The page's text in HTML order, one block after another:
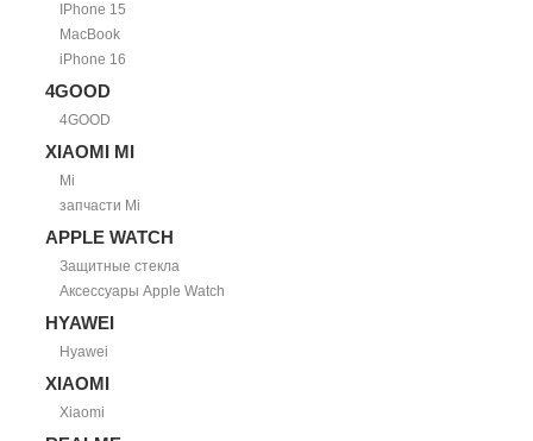
IPhone 15
MacBook
iPhone 16
4GOOD
4GOOD
XIAOMI MI
Mi
запчасти Mi
APPLE WATCH
Защитные стекла
Аксессуары Apple Watch
HYAWEI
Hyawei
XIAOMI
Xiaomi